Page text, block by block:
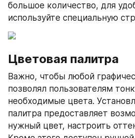
большое количество, для
используйте специальную
Цветовая палитра
Важно, чтобы любой
позволял пользователям
необходимые цвета.
палитра предоставляет
нужный цвет, настроить